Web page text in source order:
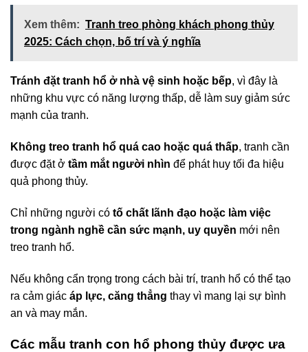
Xem thêm: Tranh treo phòng khách phong thủy
2025: Cách chọn, bố trí và ý nghĩa
Tránh đặt tranh hổ ở nhà vệ sinh hoặc bếp, vì đây là
những khu vực có năng lượng thấp, dễ làm suy giảm sức
mạnh của tranh.
Không treo tranh hổ quá cao hoặc quá thấp, tranh cần
được đặt ở tầm mắt người nhìn để phát huy tối đa hiệu
quả phong thủy.
Chỉ những người có tố chất lãnh đạo hoặc làm việc
trong ngành nghề cần sức mạnh, uy quyền mới nên
treo tranh hổ.
Nếu không cẩn trọng trong cách bài trí, tranh hổ có thể tạo
ra cảm giác áp lực, căng thẳng thay vì mang lại sự bình
an và may mắn.
Các mẫu tranh con hổ phong thủy được ưa